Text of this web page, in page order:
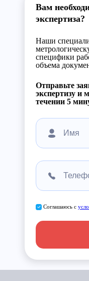
Вам
экспертиза?
Наши
специфики
объема
Отправьте
экспертизу и
течении 5
Соглашаюсь с